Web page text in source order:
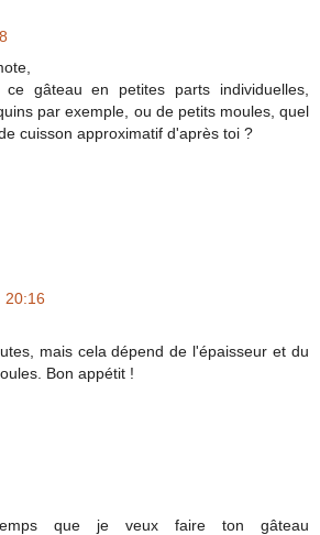
ce gâteau en petites parts individuelles,
par exemple, ou de petits moules, quel
cuisson approximatif d'après toi ?
20:16
mais cela dépend de l'épaisseur et du
Bon appétit !
que je veux faire ton gâteau